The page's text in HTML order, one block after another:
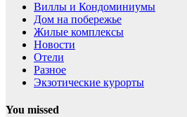
Виллы и Кондоминиумы
Дом на побережье
Жилые комплексы
Новости
Отели
Разное
Экзотические курорты
You missed